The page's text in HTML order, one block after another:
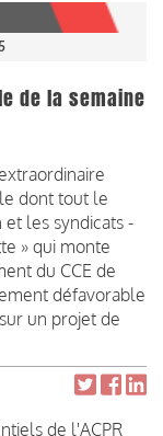
de la semaine
dont tout le
les syndicats -
» qui monte
du CCE de
défavorable
un projet de
de l'ACPR